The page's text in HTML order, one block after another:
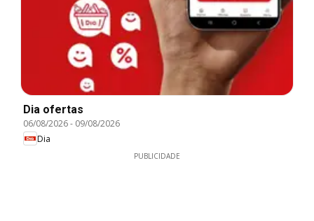
Dia ofertas
06/08/2026- 09/08/2026
Dia
PUBLICIDADE